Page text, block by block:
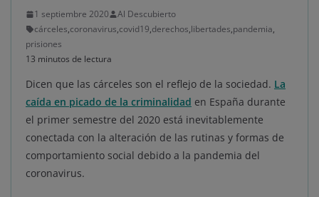
1 septiembre 2020
Al Descubierto
cárceles,coronavirus,covid19,derechos,libertades,pandemia,
prisiones
13 minutos de lectura
Dicen que las cárceles son el reflejo de la sociedad. La
caída en picado de la criminalidad en España durante
el primer semestre del 2020 está inevitablemente
conectada con la alteración de las rutinas y formas de
comportamiento social debido a la pandemia del
coronavirus.